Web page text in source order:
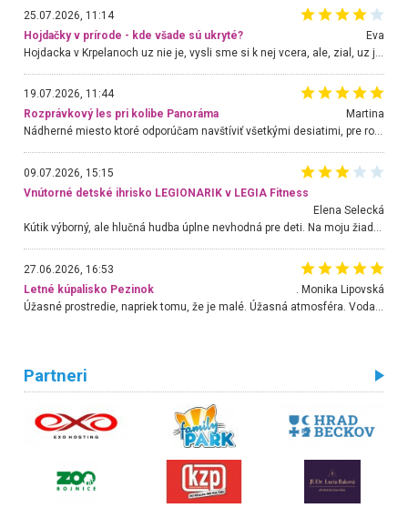
25.07.2026, 11:14
Hojdačky v prírode - kde všade sú ukryté?
Eva
19.07.2026, 11:44
Rozprávkový les pri kolibe Panoráma
Martina
Nádherné miesto ktoré odporúčam navštíviť všetkými desiatimi, pre rodiny s deťmi, dôchodcom... Proste a jednoducho ozaj rozprávkový les.. určite ešte prídeme. Odniesli sme si na pamiatku krásne tričká,
09.07.2026, 15:15
Vnútorné detské ihrisko LEGIONARIK v LEGIA Fitness
Elena Selecká
Kútik výborný, ale hlučná hudba úplne nevhodná pre deti. Na moju žiadosť o aspoň sušenie nereagovali.
27.06.2026, 16:53
Letné kúpalisko Pezinok
. Monika Lipovská
Úžasné prostredie, napriek tomu, že je malé. Úžasná atmosféra. Voda fantastická a nádherná. Ľudí je pomerne veľa, ale su mili a ohľaduplní. Je veľmi zaujímavé sledovať, ako dokážu spolu športovať cudzí ľudia a bez ohľadu na vek. Vládne tu pohoda. Vnuka neviem dostať z vody. Ďakujem za krásny deň . Urcite sa sem vrátim. Jediný problém je s parkovaním, ale aj ten sa mi podarilo vyriešiť. Monika Bratislava
Partneri